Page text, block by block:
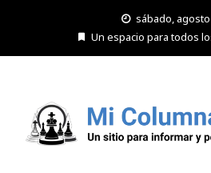
sábado,
Un espacio para todos